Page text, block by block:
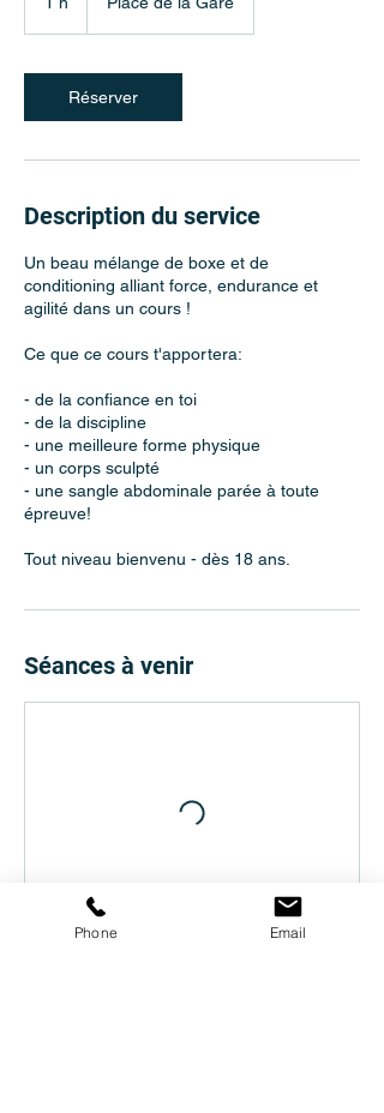
Réserver
Description du service
Un beau mélange de boxe et de
conditioning alliant force, endurance et
agilité dans un cours !
Ce que ce cours t'apportera:
- de la confiance en toi
- de la discipline
- une meilleure forme physique
- un corps sculpté
- une sangle abdominale parée à toute
épreuve!
Tout niveau bienvenu - dès 18 ans.
Séances à venir
Phone Email